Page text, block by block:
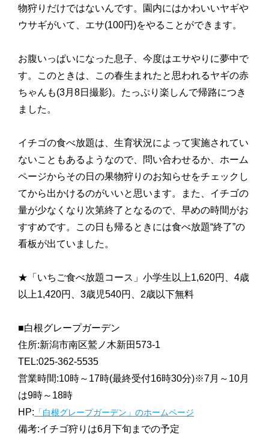
物狩りだけではないんです。園内にはかわいいヤギや
ウサギがいて、エサ(100円)をやることができます。
お腹いっぱいになった息子、今度はエサやりに夢中で
す。このときは、この春生まれたと思われるヤギの赤
ちゃんも(3月8日撮影)。たっぷり楽しんで帰路につき
ました。
イチゴの食べ放題は、生育状況によって実施されてい
ないこともあるようなので、問い合わせるか、ホーム
ページからその日の果物狩りのお知らせをチェックし
てから出かけるのがいいと思います。また、イチゴの
量が少なくなり次第終了となるので、早めの時間がお
すすめです。この日も帰るときには食べ放題“終了”の
看板が出ていました。
★「いちご食べ放題コース」小学生以上1,620円、4歳
以上1,420円、3歳児540円、2歳以下無料
■白根グレープガーデン
住所:新潟市南区鷲ノ木新田573-1
TEL:025-362-5535
営業時間:10時～17時(最終受付16時30分)※7月～10月
は9時～18時
HP: 「白根グレープガーデン」のホームページ
備考:イチゴ狩りは6月下旬までの予定